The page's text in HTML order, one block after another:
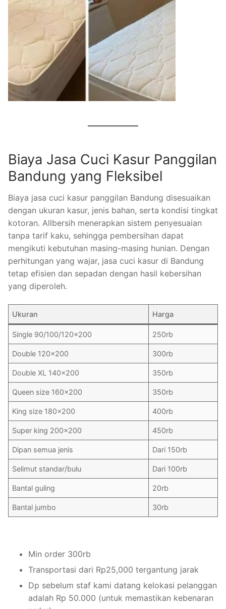
Biaya Jasa Cuci Kasur Panggilan
Bandung yang Fleksibel
Biaya jasa cuci kasur panggilan Bandung disesuaikan
dengan ukuran kasur, jenis bahan, serta kondisi tingkat
kotoran. Allbersih menerapkan sistem penyesuaian
tanpa tarif kaku, sehingga pembersihan dapat
mengikuti kebutuhan masing-masing hunian. Dengan
perhitungan yang wajar, jasa cuci kasur di Bandung
tetap efisien dan sepadan dengan hasil kebersihan
yang diperoleh.
Ukuran Harga
Single 90/100/120×200 250rb
Double 120×200 300rb
Double XL 140×200 350rb
Queen size 160×200 350rb
King size 180×200 400rb
Super king 200×200 450rb
Dipan semua jenis Dari 150rb
Selimut standar/bulu Dari 100rb
Bantal guling 20rb
Bantal jumbo 30rb
Min order 300rb
Transportasi dari Rp25,000 tergantung jarak
Dp sebelum staf kami datang kelokasi pelanggan
adalah Rp 50.000 (untuk memastikan kebenaran